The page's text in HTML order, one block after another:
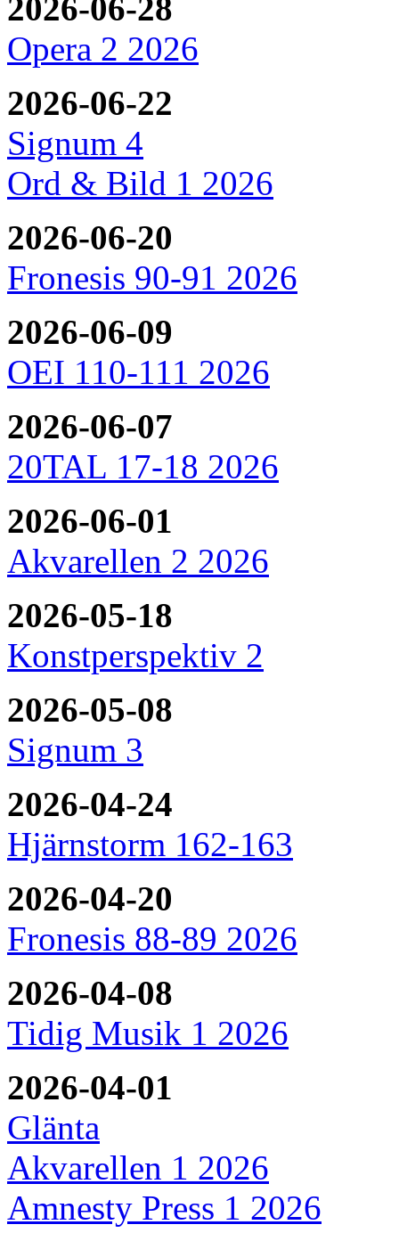
2026-06-28
Opera 2 2026
2026-06-22
Signum 4
Ord & Bild 1 2026
2026-06-20
Fronesis 90-91 2026
2026-06-09
OEI 110-111 2026
2026-06-07
20TAL 17-18 2026
2026-06-01
Akvarellen 2 2026
2026-05-18
Konstperspektiv 2
2026-05-08
Signum 3
2026-04-24
Hjärnstorm 162-163
2026-04-20
Fronesis 88-89 2026
2026-04-08
Tidig Musik 1 2026
2026-04-01
Glänta
Akvarellen 1 2026
Amnesty Press 1 2026